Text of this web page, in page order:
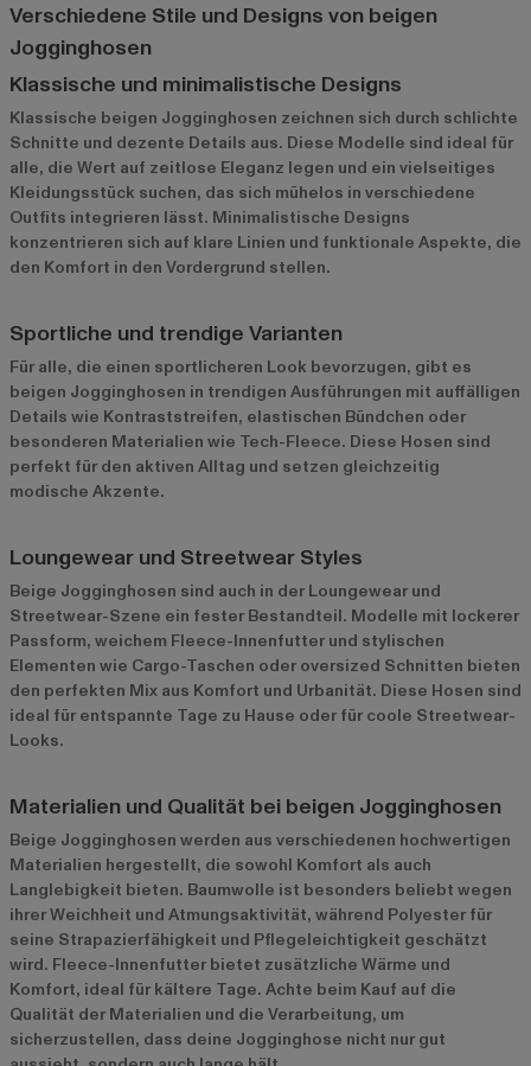
Verschiedene Stile und Designs von beigen
Jogginghosen
Klassische und minimalistische Designs
Klassische beigen Jogginghosen zeichnen sich durch schlichte
Schnitte und dezente Details aus. Diese Modelle sind ideal für
alle, die Wert auf zeitlose Eleganz legen und ein vielseitiges
Kleidungsstück suchen, das sich mühelos in verschiedene
Outfits integrieren lässt. Minimalistische Designs
konzentrieren sich auf klare Linien und funktionale Aspekte, die
den Komfort in den Vordergrund stellen.
Sportliche und trendige Varianten
Für alle, die einen sportlicheren Look bevorzugen, gibt es
beigen Jogginghosen in trendigen Ausführungen mit auffälligen
Details wie Kontraststreifen, elastischen Bündchen oder
besonderen Materialien wie Tech-Fleece. Diese Hosen sind
perfekt für den aktiven Alltag und setzen gleichzeitig
modische Akzente.
Loungewear und Streetwear Styles
Beige Jogginghosen sind auch in der Loungewear und
Streetwear-Szene ein fester Bestandteil. Modelle mit lockerer
Passform, weichem Fleece-Innenfutter und stylischen
Elementen wie Cargo-Taschen oder oversized Schnitten bieten
den perfekten Mix aus Komfort und Urbanität. Diese Hosen sind
ideal für entspannte Tage zu Hause oder für coole Streetwear-
Looks.
Materialien und Qualität bei beigen Jogginghosen
Beige Jogginghosen werden aus verschiedenen hochwertigen
Materialien hergestellt, die sowohl Komfort als auch
Langlebigkeit bieten. Baumwolle ist besonders beliebt wegen
ihrer Weichheit und Atmungsaktivität, während Polyester für
seine Strapazierfähigkeit und Pflegeleichtigkeit geschätzt
wird. Fleece-Innenfutter bietet zusätzliche Wärme und
Komfort, ideal für kältere Tage. Achte beim Kauf auf die
Qualität der Materialien und die Verarbeitung, um
sicherzustellen, dass deine Jogginghose nicht nur gut